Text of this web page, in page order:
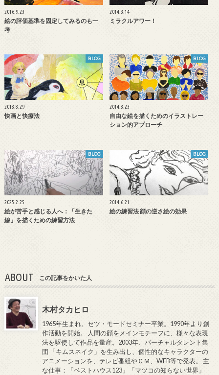
2016.9.23
絵の評価基準を固定してみるのも一
考
2014.3.14
ミラクルアワー！
BLOG
2018.8.29
快画と快療法
BLOG
2014.8.23
自由な絵を描くためのイラストレー
ション的アプローチ
BLOG
2025.2.25
絵が苦手と感じる人へ：「生きた
線」を描くための練習方法
BLOG
2014.6.21
絵の練習法 顔の逆さ絵の効果
ABOUT この記事をかいた人
木村タカヒロ
1965年生まれ。セツ・モードセミナー卒業。1990年より創
作活動を開始。 人間の顔をメインモチーフに、様々な表現
法を駆使して作品を量産。2003年、バーチャルタレント集
団 「キムスネイク」を生み出し、個性的なキャラクターの
アニメーションを、テレビ番組やＣＭ、WEB等で発表。 主
な仕事：「ベストハウス123」「マツコの知らない世界」